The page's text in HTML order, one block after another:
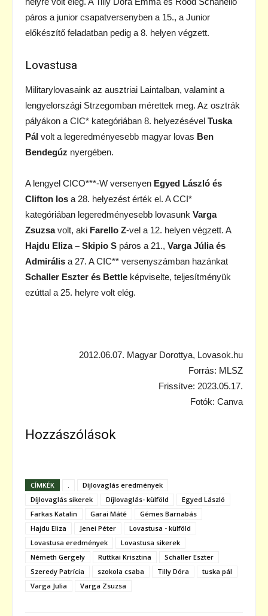
páros a junior csapatversenyben a 15., a Junior
előkészítő feladatban pedig a 8. helyen végzett.
Lovastusa
Militarylovasaink az ausztriai Laintalban, valamint a
lengyelországi Strzegomban mérettek meg. Az osztrák
pályákon a CIC* kategóriában 8. helyezésével Tuska
Pál volt a legeredményesebb magyar lovas Ben
Bendegúz nyergében.
A lengyel CICO***-W versenyen Egyed László és
Clifton Ios a 28. helyezést érték el. A CCI*
kategóriában legeredményesebb lovasunk Varga
Zsuzsavolt, aki Farello Z-vel a 12. helyen végzett. A
Hajdu Eliza – Skipio S páros a 21., Varga Júlia és
Admirális a 27. A CIC** versenyszámban hazánkat
Schaller Eszter és Bettle képviselte, teljesítményük
ezúttal a 25. helyre volt elég.
2012.06.07. Magyar Dorottya, Lovasok.hu
Forrás: MLSZ
Frissítve: 2023.05.17.
Fotók: Canva
Hozzászólások
CÍMKÉK .
Díjlovaglás eredmények
Díjlovaglás sikerek
Díjlovaglás- külföld
Egyed László
Farkas Katalin
Garai Máté
Gémes Barnabás
Hajdu Eliza
Jenei Péter
Lovastusa - külföld
Lovastusa eredmények
Lovastusa sikerek
Németh Gergely
Ruttkai Krisztina
Schaller Eszter
Szeredy Patrícia
szokola csaba Tilly Dóra
tuska pál
Varga Julia
Varga Zsuzsa